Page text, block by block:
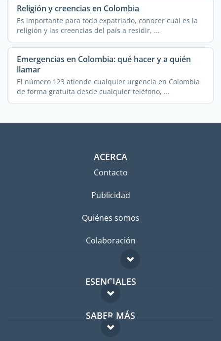
Religión y creencias en Colombia
Es importante para todo expatriado, conocer cuál es la
religión y las creencias del país a residir, ...
Emergencias en Colombia: qué hacer y a quién
llamar
El número 123 atiende cualquier urgencia en Colombia
de forma gratuita desde cualquier teléfono, ...
ACERCA
Contacto
Publicidad
Quiénes somos
Colaboración
ESENCIALES
Foro para expatriados
Guía para expatriados
SABER MÁS
FAQ